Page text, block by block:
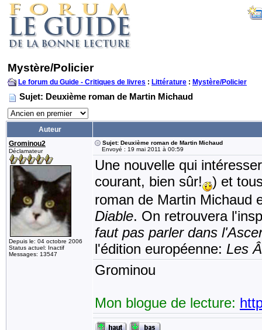
Mystère/Policier
Le forum du Guide - Critiques de livres : Littérature : Mystère/Policier
Sujet: Deuxième roman de Martin Michaud
Auteur
Grominou2
Déclamateur
Depuis le: 04 octobre 2006
Status actuel: Inactif
Messages: 13547
Sujet: Deuxième roman de Martin Michaud
Envoyé : 19 mai 2011 à 00:59
Une nouvelle qui
courant, bien sûr!
) et
roman de Martin Michaud
Diable. On retrouvera
faut pas parler dans
l'édition européenne: Les
Grominou
Mon blogue de lecture: